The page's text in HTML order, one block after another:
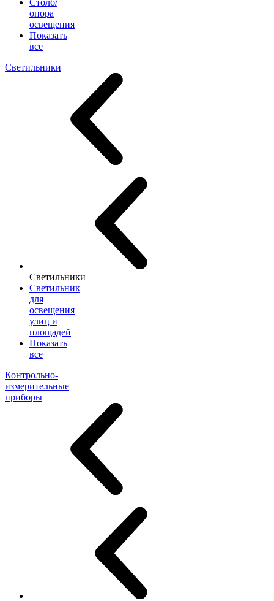
Столб/
опора
освещения
Показать
все
Светильники
Светильники
Светильник
для
освещения
улиц и
площадей
Показать
все
Контрольно-
измерительные
приборы